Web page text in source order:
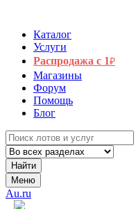
Каталог
Услуги
Распродажа с 1₽
Магазины
Форум
Помощь
Блог
Найти
Меню
Au.ru